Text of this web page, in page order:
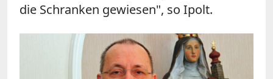
die Schranken gewiesen", so Ipolt.